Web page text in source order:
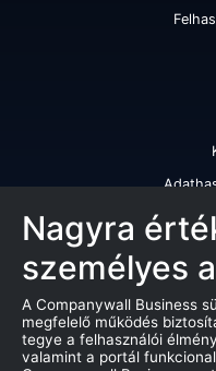
Kiváló
Nagyra
személyes
A Companywall Business
megfelelő működés
tegye a felhasználói
valamint a portál